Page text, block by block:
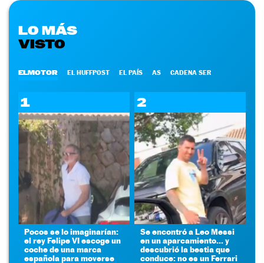
LO MÁS
VISTO
ELMOTOR EL HUFFPOST EL PAÍS AS CADENA SER
1
Pocos se lo imaginarían:
el rey Felipe VI escoge un
coche de una marca
española para moverse
2
Se encontró a Leo Messi
en un aparcamiento... y
descubrió la bestia que
conduce: no es un Ferrari